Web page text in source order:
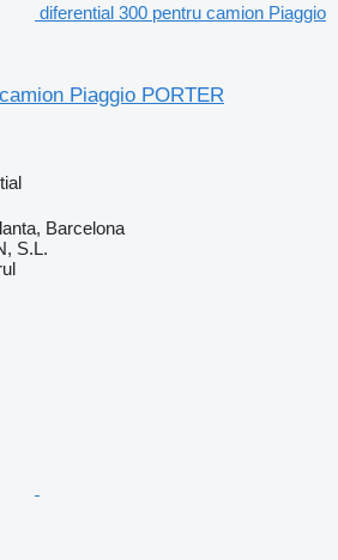
diferential 300 pentru camion Piaggio
Piaggio PORTER
Barcelona
S.L.